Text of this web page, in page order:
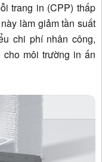
trang in (CPP) thấp
làm giảm tần suất
chi phí nhân công,
môi trường in ấn